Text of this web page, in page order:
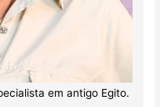
em antigo Egito.